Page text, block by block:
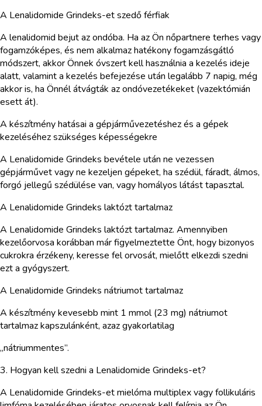
A Lenalidomide Grindeks-et szedő férfiak
A lenalidomid bejut az ondóba. Ha az Ön nőpartnere terhes vagy
fogamzóképes, és nem alkalmaz hatékony fogamzásgátló
módszert, akkor Önnek óvszert kell használnia a kezelés ideje
alatt, valamint a kezelés befejezése után legalább 7 napig, még
akkor is, ha Önnél átvágták az ondóvezetékeket (vazektómián
esett át).
A készítmény hatásai a gépjárművezetéshez és a gépek
kezeléséhez szükséges képességekre
A Lenalidomide Grindeks bevétele után ne vezessen
gépjárművet vagy ne kezeljen gépeket, ha szédül, fáradt, álmos,
forgó jellegű szédülése van, vagy homályos látást tapasztal.
A Lenalidomide Grindeks laktózt tartalmaz
A Lenalidomide Grindeks laktózt tartalmaz. Amennyiben
kezelőorvosa korábban már figyelmeztette Önt, hogy bizonyos
cukrokra érzékeny, keresse fel orvosát, mielőtt elkezdi szedni
ezt a gyógyszert.
A Lenalidomide Grindeks nátriumot tartalmaz
A készítmény kevesebb mint 1 mmol (23 mg) nátriumot
tartalmaz kapszulánként, azaz gyakorlatilag
„nátriummentes”.
3. Hogyan kell szedni a Lenalidomide Grindeks-et?
A Lenalidomide Grindeks-et mielóma multiplex vagy follikuláris